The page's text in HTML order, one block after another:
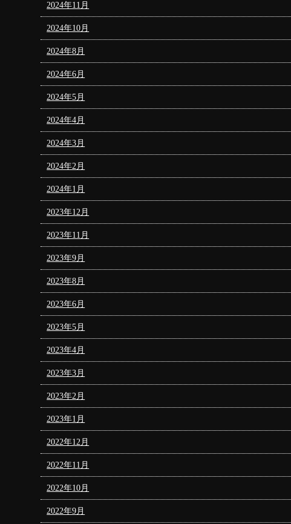
2024年11月
2024年10月
2024年8月
2024年6月
2024年5月
2024年4月
2024年3月
2024年2月
2024年1月
2023年12月
2023年11月
2023年9月
2023年8月
2023年6月
2023年5月
2023年4月
2023年3月
2023年2月
2023年1月
2022年12月
2022年11月
2022年10月
2022年9月